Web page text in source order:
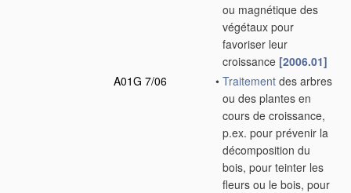
ou magnétique des
végétaux pour
favoriser leur
croissance [2006.01]
A01G 7/06
• Traitement des arbres
ou des plantes en
cours de croissance,
p.ex. pour prévenir la
décomposition du
bois, pour teinter les
fleurs ou le bois, pour